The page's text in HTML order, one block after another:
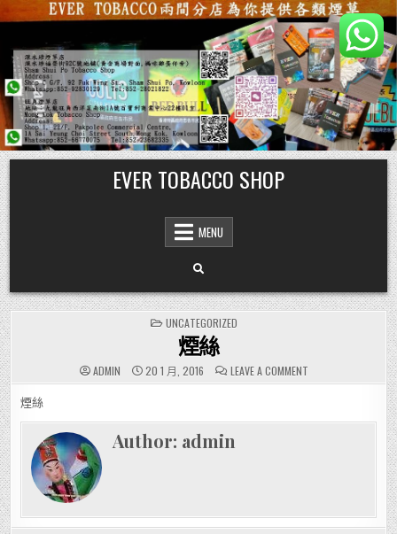
Skip
to
content
EVER TOBACCO SHOP
MENU
POSTED
IN
UNCATEGORIZED
煙絲
ADMIN 20 1 月, 2016 LEAVE A COMMENT
煙
煙絲
Author: admin